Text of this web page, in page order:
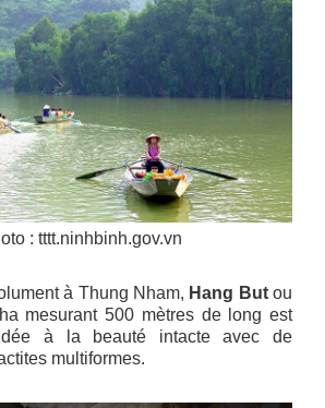
: tttt.ninhbinh.gov.vn
à Thung Nham, Hang Butou
mesurant 500 mètres de long est
à la beauté intacte avec de
multiformes.